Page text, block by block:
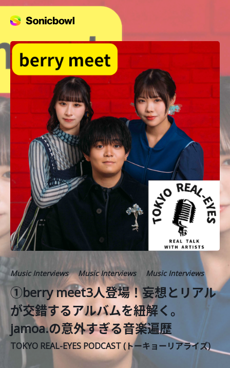
Music Interviews Music Interviews Music Interviews
①berry meet3人登場！妄想とリアル
が交錯するアルバムを紐解く。
jamoa.の意外すぎる音楽遍歴
TOKYO REAL-EYES PODCAST (トーキョーリアライズ)